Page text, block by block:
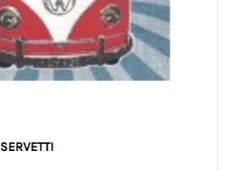
LIFE IS WOLKKARI SERVETTI